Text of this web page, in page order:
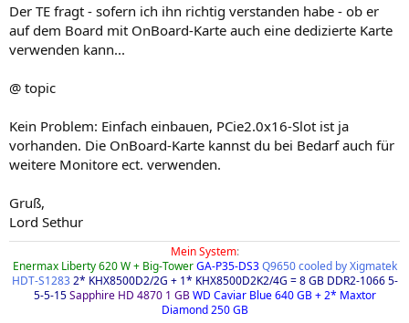
Der TE fragt - sofern ich ihn richtig verstanden habe - ob er
auf dem Board mit OnBoard-Karte auch eine dedizierte Karte
verwenden kann...
@ topic
Kein Problem: Einfach einbauen, PCie2.0x16-Slot ist ja
vorhanden. Die OnBoard-Karte kannst du bei Bedarf auch für
weitere Monitore ect. verwenden.
Gruß,
Lord Sethur
Mein System:
Enermax Liberty 620 W + Big-Tower GA-P35-DS3 Q9650 cooled by Xigmatek
HDT-S1283 2* KHX8500D2/2G + 1* KHX8500D2K2/4G = 8 GB DDR2-1066 5-
5-5-15 Sapphire HD 4870 1 GB WD Caviar Blue 640 GB + 2* Maxtor
Diamond 250 GB